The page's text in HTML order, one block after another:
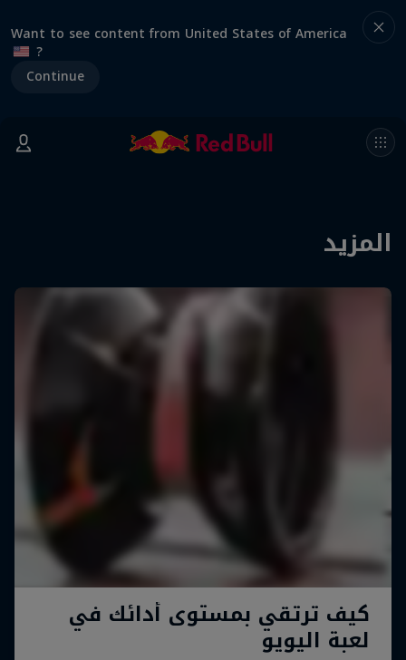
Want to see content from United States of America
?
Continue
المزيد